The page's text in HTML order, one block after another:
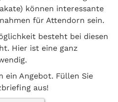
können interessante
für Attendorn sein.
besteht bei diesen
Hier ist eine ganz
ein Angebot. Füllen Sie
aus!